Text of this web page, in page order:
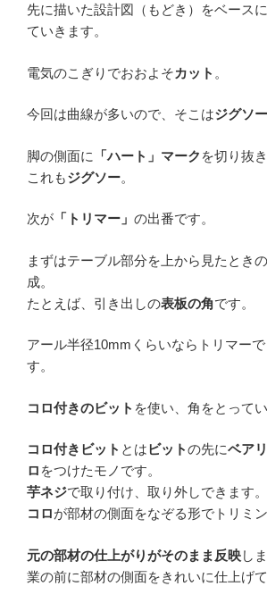
先に描いた設計図（もどき）をベース
ていきます。
電気のこぎりでおおよそカット 。
今回は曲線が多いので、そこはジグソー
脚の側面に 「ハート」マーク を切り抜き
これもジグソー。
次が 「トリマー」 の出番です。
まずはテーブル部分を上から見たときの
成。
たとえば、引き出しの表板の角です。
アール半径10mmくらいならトリマー
す。
コロ付きのビット を使い、角をとってい
コロ付きビット とはビットの先にベア
ロ をつけたモノです。
芋ネジで取り付け、取り外しできます。
コロが部材の側面をなぞる形でトリミ
元の部材の仕上がりがそのまま反映し
業の前に部材の側面をきれいに仕上げて